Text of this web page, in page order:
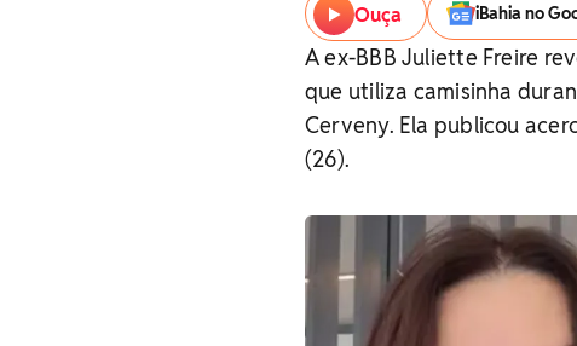
Ouça iBahia no
A ex-BBB Juliette Freire
que utiliza camisinha
Cerveny. Ela publicou
(26).